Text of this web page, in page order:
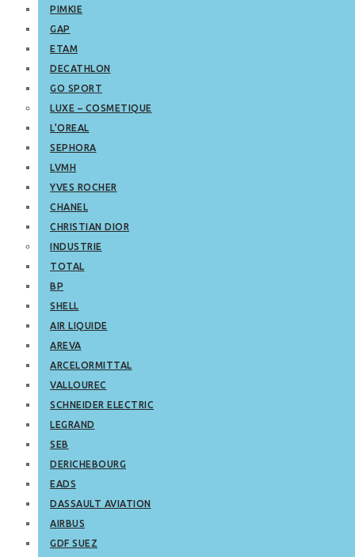
PIMKIE
GAP
ETAM
DECATHLON
GO SPORT
LUXE – COSMETIQUE
L’OREAL
SEPHORA
LVMH
YVES ROCHER
CHANEL
CHRISTIAN DIOR
INDUSTRIE
TOTAL
BP
SHELL
AIR LIQUIDE
AREVA
ARCELORMITTAL
VALLOUREC
SCHNEIDER ELECTRIC
LEGRAND
SEB
DERICHEBOURG
EADS
DASSAULT AVIATION
AIRBUS
GDF SUEZ